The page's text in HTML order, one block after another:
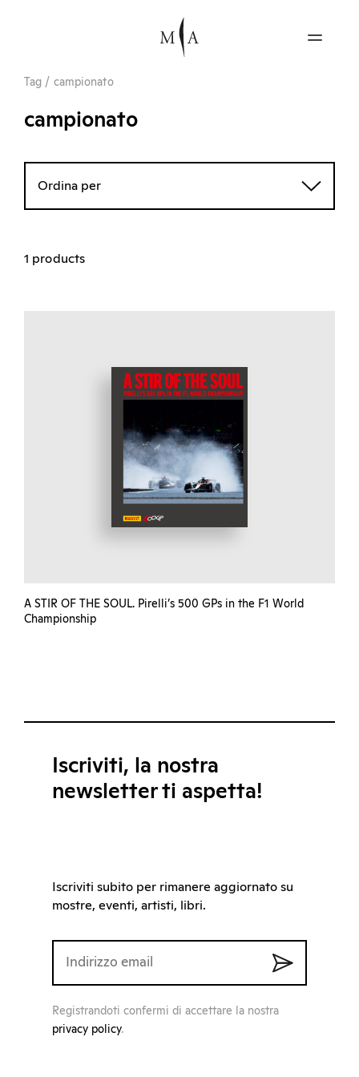
Tag / campionato
campionato
Ordina per
1 products
A STIR OF THE SOUL. Pirelli’s 500 GPs in the F1 World
Championship
Iscriviti, la nostra
newsletter ti aspetta!
Iscriviti subito per rimanere aggiornato su
mostre, eventi, artisti, libri.
Registrandoti confermi di accettare la nostra
privacy policy.